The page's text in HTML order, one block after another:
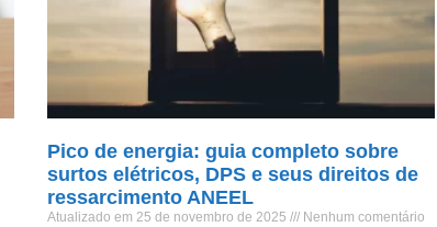
Pico de energia: guia completo sobre
surtos elétricos, DPS e seus direitos de
ressarcimento ANEEL
Atualizado em 25 de novembro de 2025 Nenhum comentário